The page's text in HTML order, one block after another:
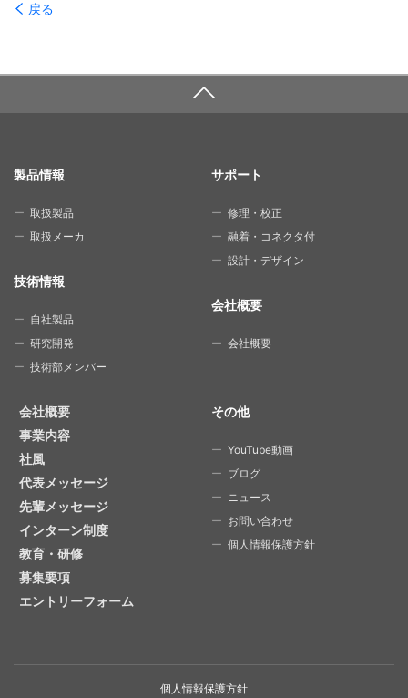
戻る
SITE MAP
製品情報
取扱製品
取扱メーカ
技術情報
自社製品
研究開発
技術部メンバー
サポート
修理・校正
融着・コネクタ付
設計・デザイン
会社概要
会社概要
会社概要
事業内容
社風
代表メッセージ
先輩メッセージ
インターン制度
教育・研修
募集要項
エントリーフォーム
その他
YouTube動画
ブログ
ニュース
お問い合わせ
個人情報保護方針
個人情報保護方針